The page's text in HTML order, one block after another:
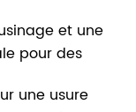
et une
pour des
une usure